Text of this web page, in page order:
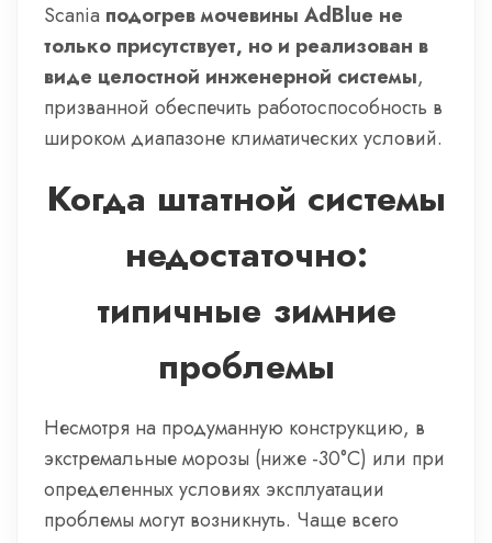
Scania подогрев мочевины AdBlue не
только присутствует, но и реализован в
виде целостной инженерной системы,
призванной обеспечить работоспособность в
широком диапазоне климатических условий.
Когда штатной системы
недостаточно:
типичные зимние
проблемы
Несмотря на продуманную конструкцию, в
экстремальные морозы (ниже -30°C) или при
определенных условиях эксплуатации
проблемы могут возникнуть. Чаще всего